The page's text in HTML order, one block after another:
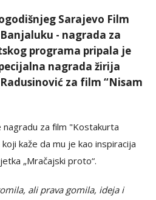
Sarajevo Film
- nagrada za
programa pripala je
nagrada žirija
za film “Nisam
nagradu za film "Kostakurta
kaže da mu je kao inspiracija
„Mračajski proto“.
ali prava gomila, ideja i